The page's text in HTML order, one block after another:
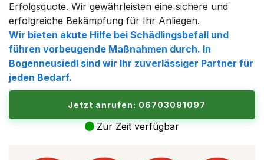
Erfolgsquote. Wir gewährleisten eine sichere und
erfolgreiche Bekämpfung für Ihr Anliegen.
Wir bieten akute Hilfe bei Schädlingsbefall und
führen vorbeugende Maßnahmen durch. In
Bogenneusiedl sind wir Ihr zuverlässiger Partner für
jeden Bedarf.
Jetzt anrufen: 06703091097
Zur Zeit verfügbar